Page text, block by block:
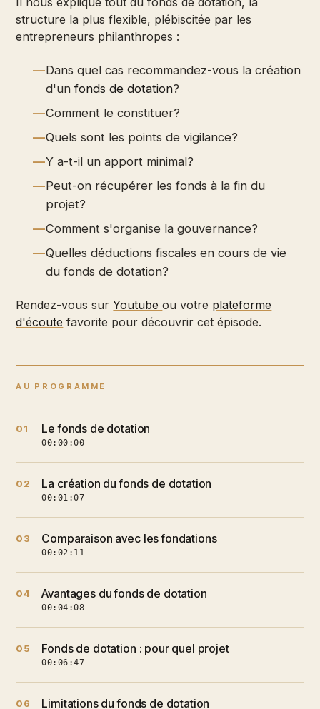
structure la plus flexible, plébiscitée par les
entrepreneurs philanthropes :
Dans quel cas recommandez-vous la création
d'unfonds de dotation?
Comment le constituer?
Quels sont les points de vigilance?
Y a-t-il un apport minimal?
Peut-on récupérer les fonds à la fin du
projet?
Comment s'organise la gouvernance?
Quelles déductions fiscales en cours de vie
du fonds de dotation?
Rendez-vous surYoutubeou votre plateforme
d'écoute favorite pour découvrir cet épisode.
AU PROGRAMME
01 Le fonds de dotation
00:00:00
02 La création du fonds de dotation
00:01:07
03 Comparaison avec les fondations
00:02:11
04 Avantages du fonds de dotation
00:04:08
05 Fonds de dotation : pour quel projet
00:06:47
06 Limitations du fonds de dotation